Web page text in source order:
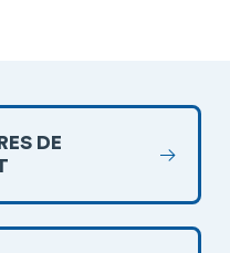
DE